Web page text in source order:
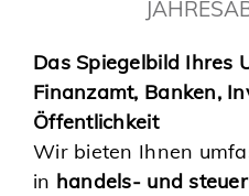
Das Spiegelbild Ihres
Finanzamt, Banken,
Öffentlichkeit
Wir bieten Ihnen
in handels- und